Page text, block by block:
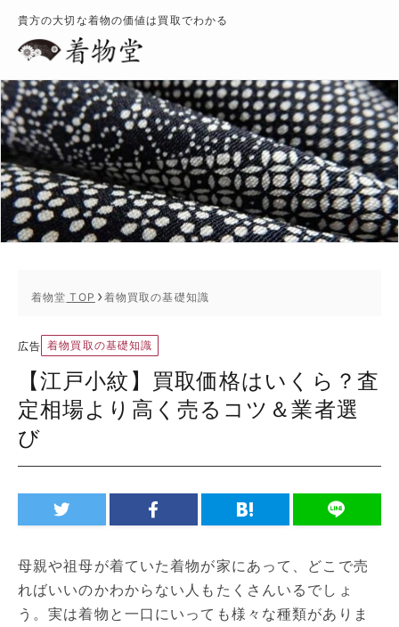
貴方の大切な着物の価値は買取でわかる
着物堂 TOP 着物買取の基礎知識
広告 着物買取の基礎知識
【江戸小紋】買取価格はいくら？査
定相場より高く売るコツ＆業者選
び
母親や祖母が着ていた着物が家にあって、どこで売
ればいいのかわからない人もたくさんいるでしょ
う。実は着物と一口にいっても様々な種類がありま